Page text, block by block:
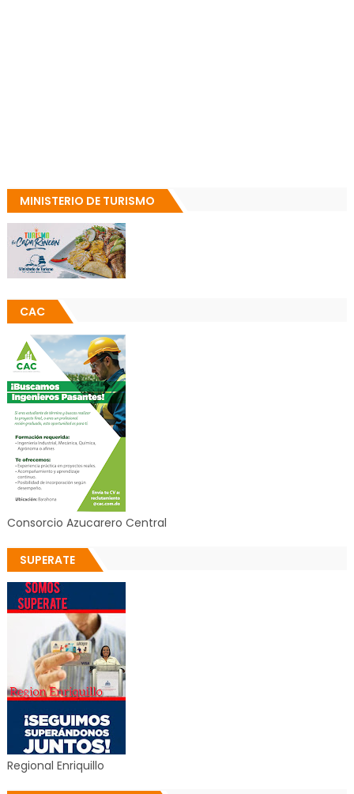
MINISTERIO DE TURISMO
CAC
Consorcio Azucarero Central
SUPERATE
Regional Enriquillo